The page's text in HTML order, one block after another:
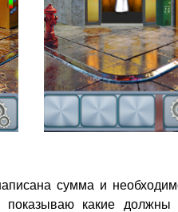
сумма и
показываю какие